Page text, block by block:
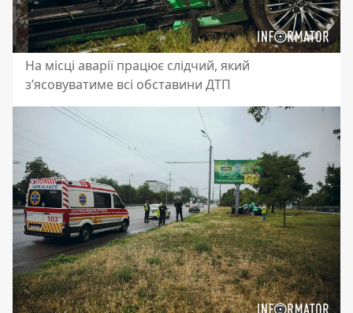
На місці аварії працює слідчий, який
з’ясовуватиме всі обставини ДТП